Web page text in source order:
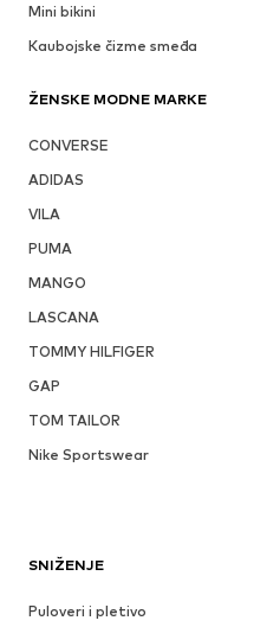
Mini bikini
Kaubojske čizme smeđa
ŽENSKE MODNE MARKE
CONVERSE
ADIDAS
VILA
PUMA
MANGO
LASCANA
TOMMY HILFIGER
GAP
TOM TAILOR
Nike Sportswear
SNIŽENJE
Puloveri i pletivo